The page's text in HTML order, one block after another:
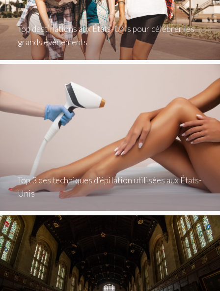
Top destinations aux États-Unis pour célébrer les
grands événements
Top 3 des techniques d’épilation utilisées aux États-
Unis